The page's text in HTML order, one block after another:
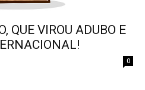
QUE VIROU ADUBO E
0